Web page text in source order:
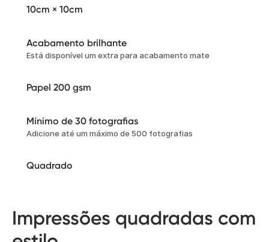
10cm × 10cm
Acabamento brilhante
Está disponível um extra para acabamento mate
Papel 200 gsm
Mínimo de 30 fotografias
Adicione até um máximo de 500 fotografias
Quadrado
Impressões quadradas com